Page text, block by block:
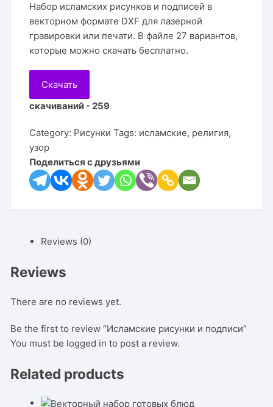
Набор исламских рисунков и подписей в
векторном формате DXF для лазерной
гравировки или печати. В файле 27 вариантов,
которые можно скачать бесплатно.
Скачать
скачиваний - 259
Category: Рисунки Tags: исламские, религия,
узор
Поделиться с друзьями
Reviews (0)
Reviews
There are no reviews yet.
Be the first to review “Исламские рисунки и подписи”
You must be logged in to post a review.
Related products